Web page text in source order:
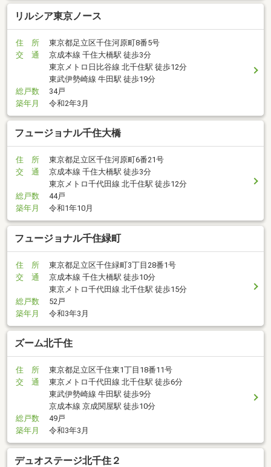
リルシア東京ノース
住 所
東京都足立区千住河原町8番5号
交 通
京成本線 千住大橋駅 徒歩3分
東京メトロ日比谷線 北千住駅 徒歩12分
東武伊勢崎線 牛田駅 徒歩19分
総戸数
34戸
築年月
令和2年3月
フュージョナル千住大橋
住 所
東京都足立区千住河原町6番21号
交 通
京成本線 千住大橋駅 徒歩3分
東京メトロ千代田線 北千住駅 徒歩12分
総戸数
44戸
築年月
令和1年10月
フュージョナル千住緑町
住 所
東京都足立区千住緑町3丁目28番1号
交 通
京成本線 千住大橋駅 徒歩10分
東京メトロ千代田線 北千住駅 徒歩15分
総戸数
52戸
築年月
令和3年3月
ズーム北千住
住 所
東京都足立区千住東1丁目18番11号
交 通
東京メトロ千代田線 北千住駅 徒歩6分
東武伊勢崎線 牛田駅 徒歩9分
京成本線 京成関屋駅 徒歩10分
総戸数
49戸
築年月
令和3年3月
デュオステージ北千住２